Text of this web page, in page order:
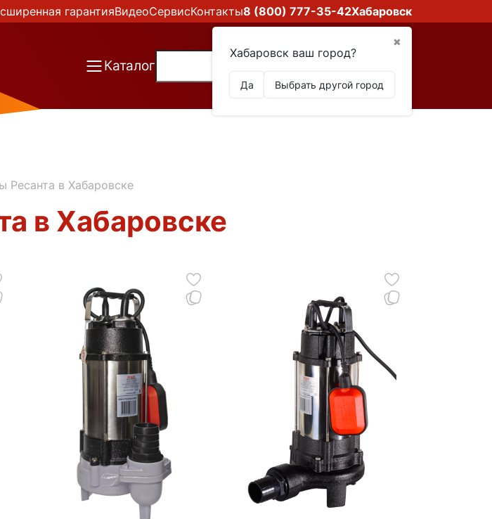
гарантияВидеоСервисКонтакты8 (800) 777-35-42Хабаровск
✖
Хабаровск ваш город?
Да Выбрать другой город
Каталог
Ресанта в Хабаровске
в Хабаровске